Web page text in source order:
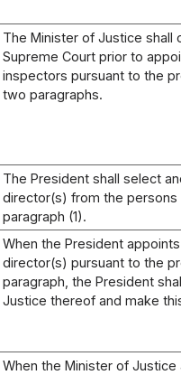
The Minister of Justice shall
Supreme Court prior to
inspectors pursuant to the
two paragraphs.
The President shall select
director(s) from the
paragraph (1).
When the President
director(s) pursuant to the
paragraph, the President
Justice thereof and make
When the Minister of